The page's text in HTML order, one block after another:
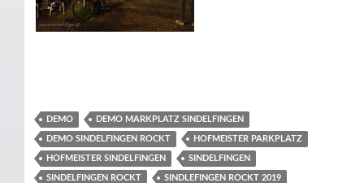
DEMO DEMO MARKPLATZ SINDELFINGEN
DEMO SINDELFINGEN ROCKT HOFMEISTER PARKPLATZ
HOFMEISTER SINDELFINGEN SINDELFINGEN
SINDELFINGEN ROCKT SINDLEFINGEN ROCKT 2019